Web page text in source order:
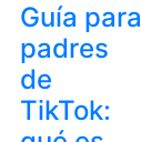
Guía para
padres
de
TikTok: